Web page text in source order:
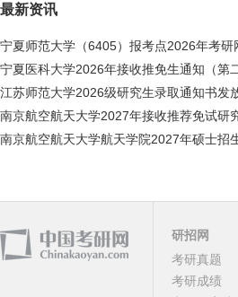
最新资讯
宁夏师范大学（6405）报考点2026年考研
宁夏医科大学2026年接收推免生通知（第
江苏师范大学2026级研究生录取通知书发
南京航空航天大学2027年接收推荐免试研
南京航空航天大学航天学院2027年硕士招
研招网
考研真题
考研成绩